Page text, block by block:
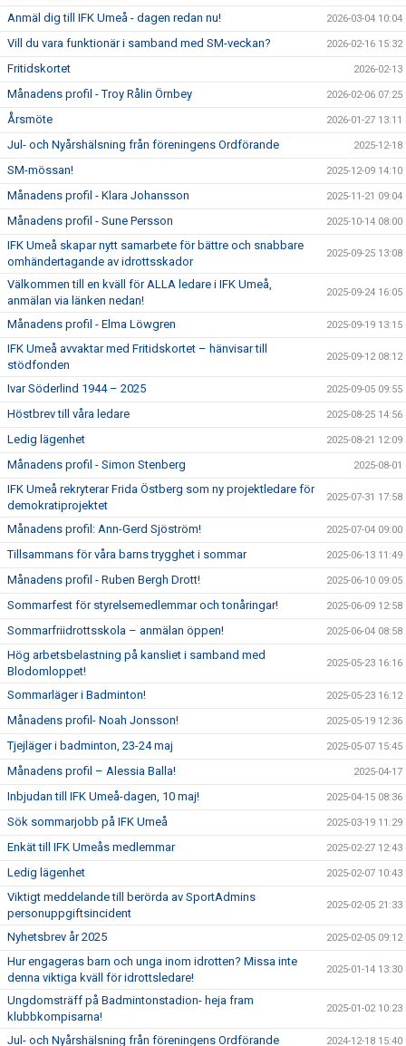
Anmäl dig till IFK Umeå - dagen redan nu! 2026-03-04 10:04
Vill du vara funktionär i samband med SM-veckan? 2026-02-16 15:32
Fritidskortet 2026-02-13
Månadens profil - Troy Rålin Örnbey 2026-02-06 07:25
Årsmöte 2026-01-27 13:11
Jul- och Nyårshälsning från föreningens Ordförande 2025-12-18
SM-mössan! 2025-12-09 14:10
Månadens profil - Klara Johansson 2025-11-21 09:04
Månadens profil - Sune Persson 2025-10-14 08:00
IFK Umeå skapar nytt samarbete för bättre och snabbare
omhändertagande av idrottsskador
2025-09-25 13:08
Välkommen till en kväll för ALLA ledare i IFK Umeå,
anmälan via länken nedan!
2025-09-24 16:05
Månadens profil - Elma Löwgren 2025-09-19 13:15
IFK Umeå avvaktar med Fritidskortet – hänvisar till
stödfonden
2025-09-12 08:12
Ivar Söderlind 1944 – 2025 2025-09-05 09:55
Höstbrev till våra ledare 2025-08-25 14:56
Ledig lägenhet 2025-08-21 12:09
Månadens profil - Simon Stenberg 2025-08-01
IFK Umeå rekryterar Frida Östberg som ny projektledare för
demokratiprojektet
2025-07-31 17:58
Månadens profil: Ann-Gerd Sjöström! 2025-07-04 09:00
Tillsammans för våra barns trygghet i sommar 2025-06-13 11:49
Månadens profil - Ruben Bergh Drott! 2025-06-10 09:05
Sommarfest för styrelsemedlemmar och tonåringar! 2025-06-09 12:58
Sommarfriidrottsskola – anmälan öppen! 2025-06-04 08:58
Hög arbetsbelastning på kansliet i samband med
Blodomloppet!
2025-05-23 16:16
Sommarläger i Badminton! 2025-05-23 16:12
Månadens profil- Noah Jonsson! 2025-05-19 12:36
Tjejläger i badminton, 23-24 maj 2025-05-07 15:45
Månadens profil – Alessia Balla! 2025-04-17
Inbjudan till IFK Umeå-dagen, 10 maj! 2025-04-15 08:36
Sök sommarjobb på IFK Umeå 2025-03-19 11:29
Enkät till IFK Umeås medlemmar 2025-02-27 12:43
Ledig lägenhet 2025-02-07 10:43
Viktigt meddelande till berörda av SportAdmins
personuppgiftsincident
2025-02-05 21:33
Nyhetsbrev år 2025 2025-02-05 09:12
Hur engageras barn och unga inom idrotten? Missa inte
denna viktiga kväll för idrottsledare!
2025-01-14 13:30
Ungdomsträff på Badmintonstadion- heja fram
klubbkompisarna!
2025-01-02 10:23
Jul- och Nyårshälsning från föreningens Ordförande 2024-12-18 15:40